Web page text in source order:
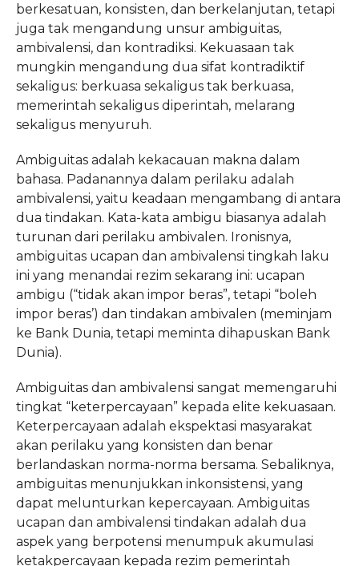
berkesatuan, konsisten, dan berkelanjutan, tetapi
juga tak mengandung unsur ambiguitas,
ambivalensi, dan kontradiksi. Kekuasaan tak
mungkin mengandung dua sifat kontradiktif
sekaligus: berkuasa sekaligus tak berkuasa,
memerintah sekaligus diperintah, melarang
sekaligus menyuruh.
Ambiguitas adalah kekacauan makna dalam
bahasa. Padanannya dalam perilaku adalah
ambivalensi, yaitu keadaan mengambang di antara
dua tindakan. Kata-kata ambigu biasanya adalah
turunan dari perilaku ambivalen. Ironisnya,
ambiguitas ucapan dan ambivalensi tingkah laku
ini yang menandai rezim sekarang ini: ucapan
ambigu (“tidak akan impor beras”, tetapi “boleh
impor beras’) dan tindakan ambivalen (meminjam
ke Bank Dunia, tetapi meminta dihapuskan Bank
Dunia).
Ambiguitas dan ambivalensi sangat memengaruhi
tingkat “keterpercayaan” kepada elite kekuasaan.
Keterpercayaan adalah ekspektasi masyarakat
akan perilaku yang konsisten dan benar
berlandaskan norma-norma bersama. Sebaliknya,
ambiguitas menunjukkan inkonsistensi, yang
dapat melunturkan kepercayaan. Ambiguitas
ucapan dan ambivalensi tindakan adalah dua
aspek yang berpotensi menumpuk akumulasi
ketakpercayaan kepada rezim pemerintah